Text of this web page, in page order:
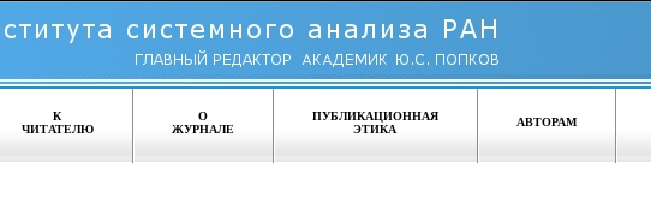
К
ЧИТАТЕЛЮ
О
ЖУРНАЛЕ
ПУБЛИКАЦИОННАЯ
ЭТИКА
АВТОРАМ